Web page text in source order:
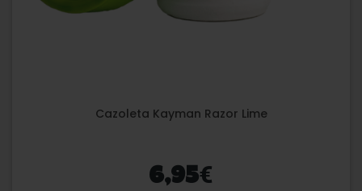
Cazoleta Kayman Razor Lime
6,95€